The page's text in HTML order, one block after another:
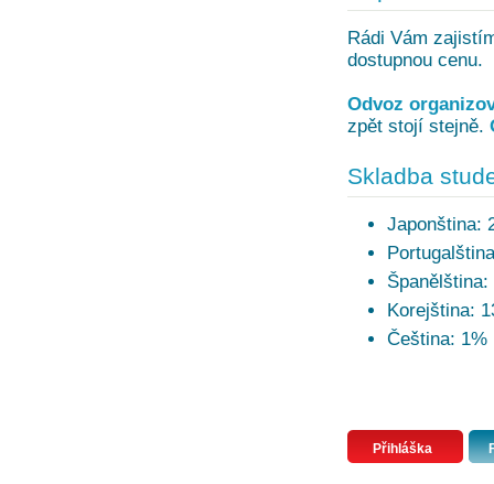
Rádi Vám
dostupnou cenu.
Odvoz
zpět stojí stejně.
Skladba
Japonština:
Španělština:
Korejština:
Čeština: 1%
Přihláška